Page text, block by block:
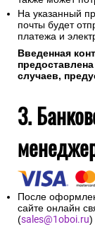
На указанный
почты будет
платежа и
Введенная
случаев,
3.
После
сайте онлайн
(sales@1oboi.ru)